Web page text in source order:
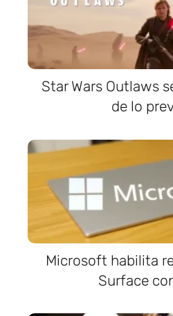
Star Wars Outlaws
de lo
Microsoft habilita
Surface